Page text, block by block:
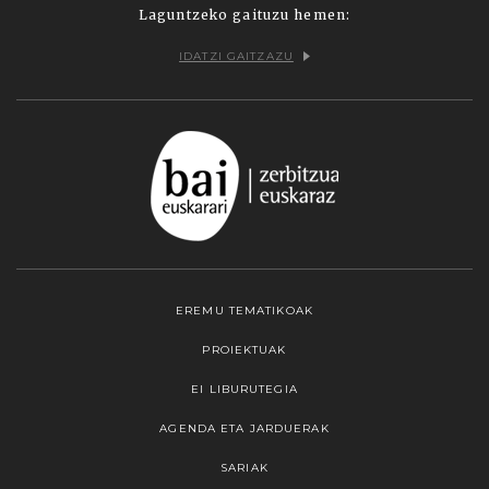
Laguntzeko gaituzu hemen:
IDATZI GAITZAZU
EREMU TEMATIKOAK
PROIEKTUAK
EI LIBURUTEGIA
AGENDA ETA JARDUERAK
SARIAK